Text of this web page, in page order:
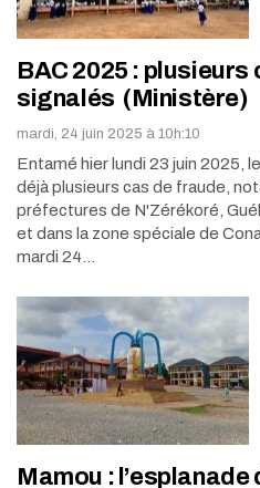
BAC 2025 :
signalés (Ministère)
mardi, 24 juin 2025 à 10h:10
Entamé hier lundi 23 juin 2025,
déjà plusieurs cas de fraude,
préfectures de N'Zérékoré,
et dans la zone spéciale de
mardi 24…
Mamou :